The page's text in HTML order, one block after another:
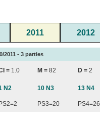
2011 2012
2011 - 3 parties
= 1.0 M = 82 D = 2
N2 10 N3 13 N4
PS2=2 PS3=20 PS4=26